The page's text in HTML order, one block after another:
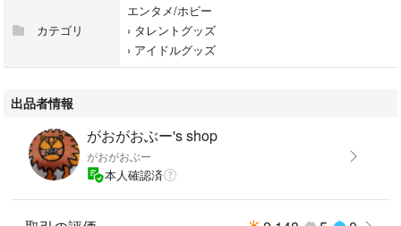
カテゴリ
エンタメ/ホビー
› タレントグッズ
› アイドルグッズ
出品者情報
がおがおぶー's shop
がおがおぶー
本人確認済